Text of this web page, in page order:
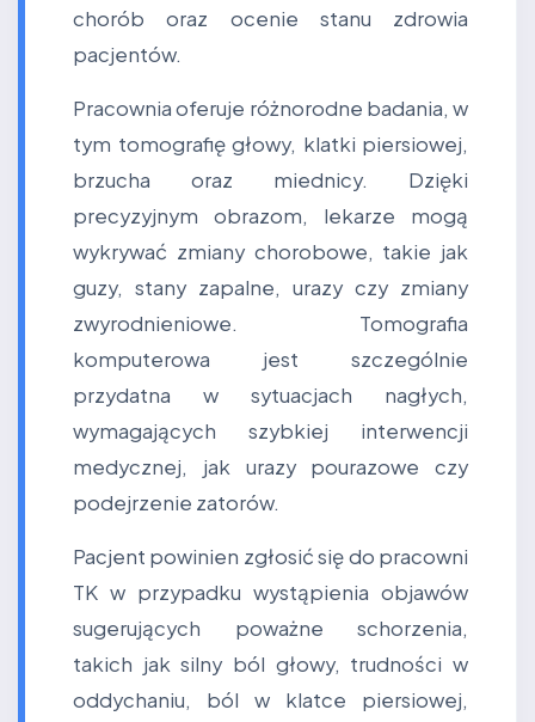
chorób oraz ocenie stanu zdrowia
pacjentów.
Pracownia oferuje różnorodne badania, w
tym tomografię głowy, klatki piersiowej,
brzucha oraz miednicy. Dzięki
precyzyjnym obrazom, lekarze mogą
wykrywać zmiany chorobowe, takie jak
guzy, stany zapalne, urazy czy zmiany
zwyrodnieniowe. Tomografia
komputerowa jest szczególnie
przydatna w sytuacjach nagłych,
wymagających szybkiej interwencji
medycznej, jak urazy pourazowe czy
podejrzenie zatorów.
Pacjent powinien zgłosić się do pracowni
TK w przypadku wystąpienia objawów
sugerujących poważne schorzenia,
takich jak silny ból głowy, trudności w
oddychaniu, ból w klatce piersiowej,